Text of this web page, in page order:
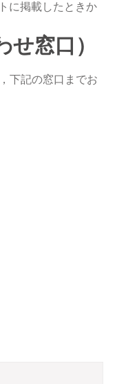
に掲載したときか
窓口）
下記の窓口までお